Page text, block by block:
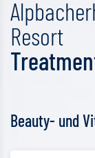
Resort
Beauty- und